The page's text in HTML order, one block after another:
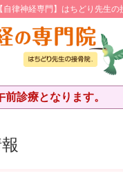
自律神経専門】はちどり先生の
診療となります。